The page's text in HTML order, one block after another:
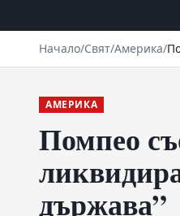
Начало/Свят/Америка/
АМЕРИКА
Помпео
държава”